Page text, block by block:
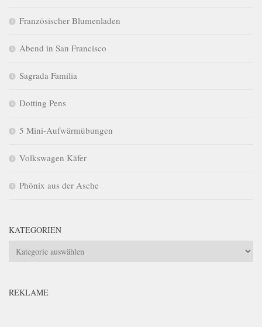
Französischer Blumenladen
Abend in San Francisco
Sagrada Familia
Dotting Pens
5 Mini-Aufwärmübungen
Volkswagen Käfer
Phönix aus der Asche
KATEGORIEN
Kategorien
REKLAME